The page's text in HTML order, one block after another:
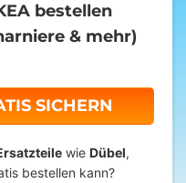
bestellen
& mehr)
SICHERN
wie Dübel,
bestellen kann?